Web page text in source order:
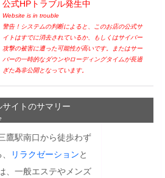
公式HPトラブル発生中
Website is in trouble
警告！システムの判断によると、このお店の公式サ
イトはすでに消去されているか、もしくはサイバー
攻撃の被害に遭った可能性が高いです。またはサー
バーの一時的なダウンやローディングタイムが長過
ぎた為非公開となっています。
イトのサマリー
鷹駅南口から徒歩わず
リラクゼーションと
、一般エステやメンズ